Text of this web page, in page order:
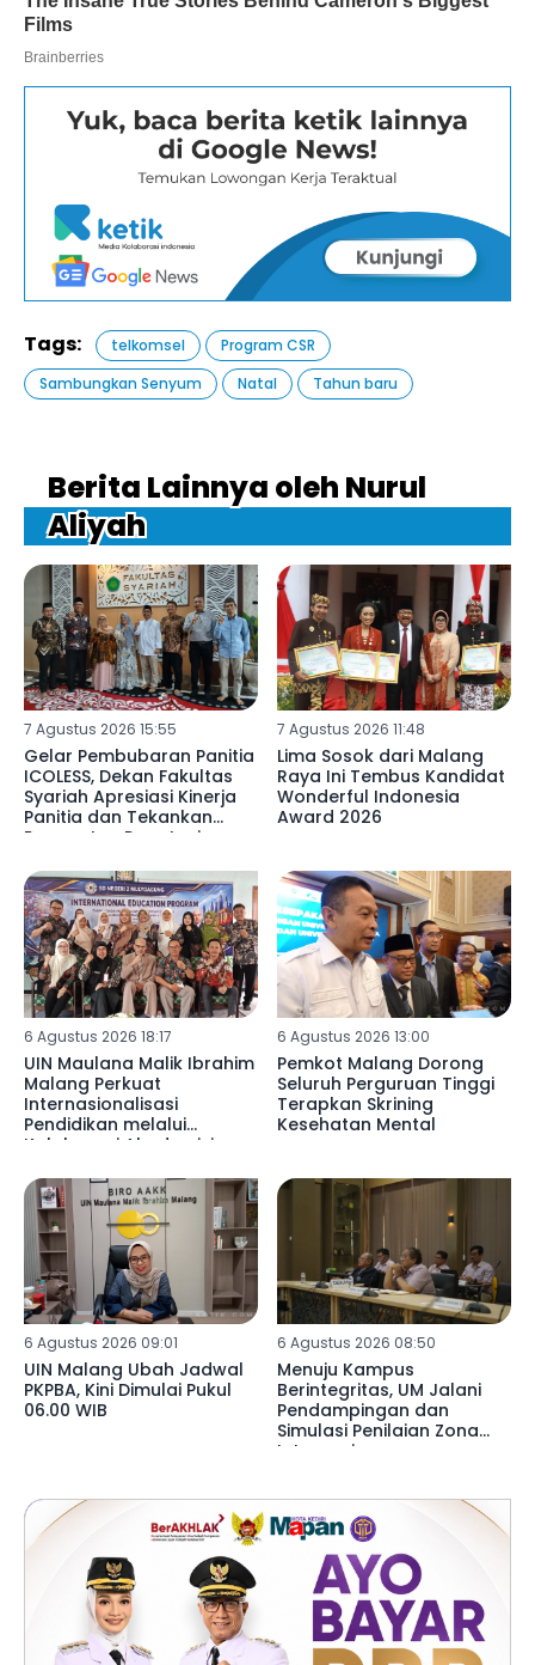
Tags: telkomsel
Program CSR
Sambungkan Senyum
Natal Tahun baru
Berita Lainnya oleh Nurul
Aliyah
7 Agustus 2026 15:55
Gelar Pembubaran Panitia
ICOLESS, Dekan Fakultas
Syariah Apresiasi Kinerja
Panitia dan Tekankan
Penguatan Reputasi
7 Agustus 2026 11:48
Lima Sosok dari Malang
Raya Ini Tembus Kandidat
Wonderful Indonesia
Award 2026
6 Agustus 2026 18:17
UIN Maulana Malik Ibrahim
Malang Perkuat
Internasionalisasi
Pendidikan melalui
Kolaborasi Akademisi
Mulyoagung
6 Agustus 2026 13:00
Pemkot Malang Dorong
Seluruh Perguruan Tinggi
Terapkan Skrining
Kesehatan Mental
6 Agustus 2026 09:01
UIN Malang Ubah Jadwal
PKPBA, Kini Dimulai Pukul
06.00 WIB
6 Agustus 2026 08:50
Menuju Kampus
Berintegritas, UM Jalani
Pendampingan dan
Simulasi Penilaian Zona
Integrasi